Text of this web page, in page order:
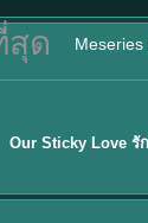
สุด
★6